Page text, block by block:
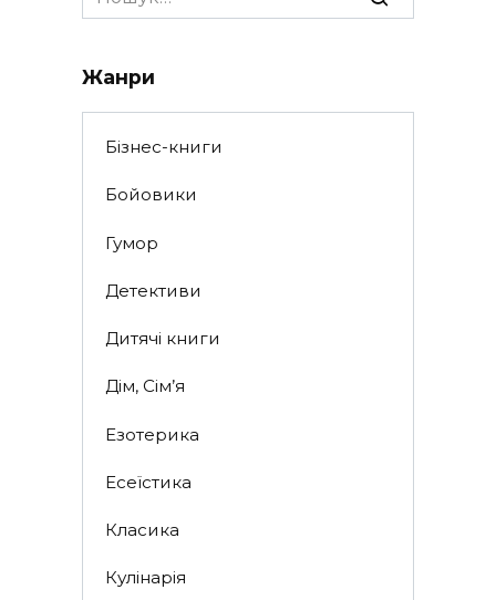
for:
Жанри
Бізнес-книги
Бойовики
Гумор
Детективи
Дитячі книги
Дім, Сім’я
Езотерика
Есеїстика
Класика
Кулінарія